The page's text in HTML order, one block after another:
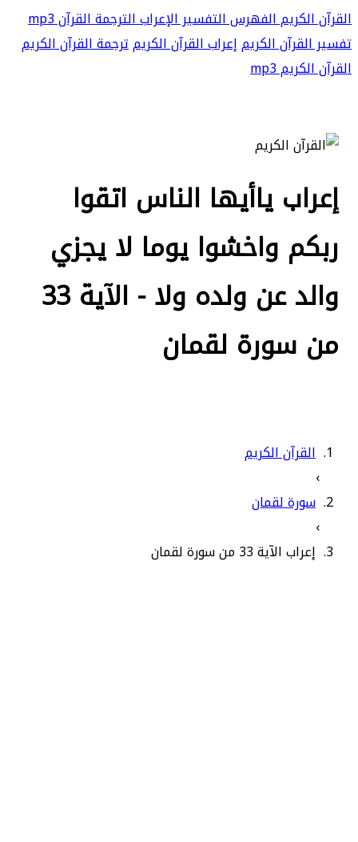
القرآن الكريمالفهرسالتفسيرالإعرابالترجمةالقرآن mp3
تفسير القرآن الكريمإعراب القرآن الكريمترجمة القرآن الكريم
القرآن الكريم mp3
إعراب ياأيها الناس اتقوا
ربكم واخشوا يوما لا يجزي
والد عن ولده ولا - الآية 33
من سورة لقمان
القرآن الكريم
›
سورة لقمان
›
إعراب الآية 33 من سورة لقمان